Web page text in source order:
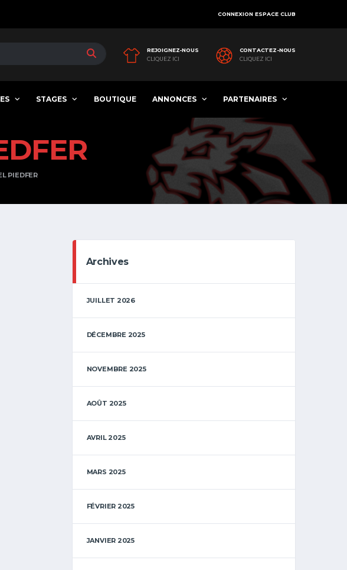
CONNEXION ESPACE CLUB
REJOIGNEZ-NOUS
CLIQUEZ ICI
CONTACTEZ-NOUS
CLIQUEZ ICI
STAGES BOUTIQUE ANNONCES PARTENAIRES
PIEDFER
Archives
JUILLET 2026
DÉCEMBRE 2025
NOVEMBRE 2025
AOÛT 2025
AVRIL 2025
MARS 2025
FÉVRIER 2025
JANVIER 2025